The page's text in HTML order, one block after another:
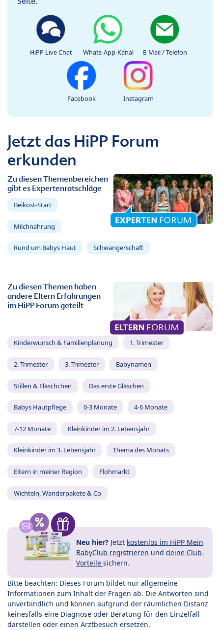
HiPP Live Chat Whats-App-Kanal E-Mail / Telefon
Facebook Instagram
Jetzt das HiPP Forum
erkunden
Zu diesen Themenbereichen
gibt es Expertenratschläge
Beikost-Start
Milchnahrung
Rund um Babys Haut Schwangerschaft
Zu diesen Themen haben
andere Eltern Erfahrungen
im HiPP Forum geteilt
Kinderwunsch & Familienplanung 1. Trimester
2. Trimester 3. Trimester Babynamen
Stillen & Fläschchen Das erste Gläschen
Babys Hautpflege 0-3 Monate 4-6 Monate
7-12 Monate Kleinkinder im 2. Lebensjahr
Kleinkinder im 3. Lebensjahr Thema des Monats
Eltern in meiner Region Flohmarkt
Wichteln, Wanderpakete & Co
Neu hier? Jetzt kostenlos im HiPP Mein
BabyClub registrieren und deine Club-
Vorteile sichern.
Bitte beachten: Dieses Forum bildet nur allgemeine
Informationen zum Inhalt der Fragen ab. Die Antworten sind
unverbindlich und können aufgrund der räumlichen Distanz
keinesfalls eine Diagnose oder Beratung für den Einzelfall
darstellen oder einen Arztbesuch ersetzen.